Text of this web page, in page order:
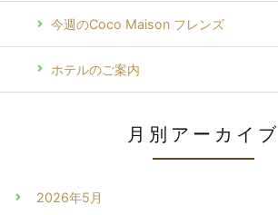
今週のCoco Maison フレンズ
ホテルのご案内
月別アーカイブ
2026年5月